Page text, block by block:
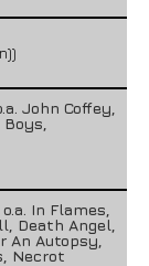
John Coffey,
In Flames,
Death Angel,
An Autopsy,
Necrot